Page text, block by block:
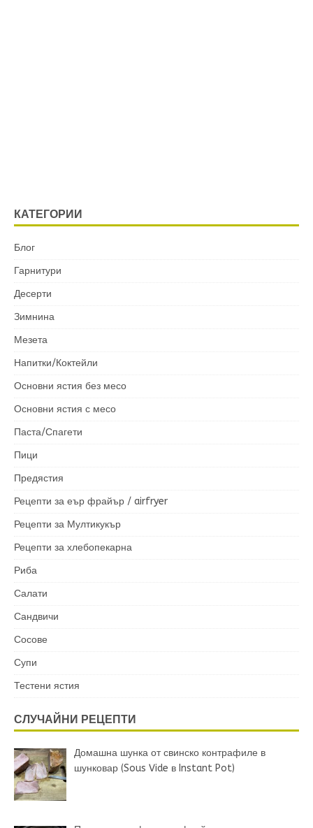
КАТЕГОРИИ
Блог
Гарнитури
Десерти
Зимнина
Мезета
Напитки/Коктейли
Основни ястия без месо
Основни ястия с месо
Паста/Спагети
Пици
Предястия
Рецепти за еър фрайър / airfryer
Рецепти за Мултикукър
Рецепти за хлебопекарна
Риба
Салати
Сандвичи
Сосове
Супи
Тестени ястия
СЛУЧАЙНИ РЕЦЕПТИ
Домашна шунка от свинско контрафиле в
шунковар (Sous Vide в Instant Pot)